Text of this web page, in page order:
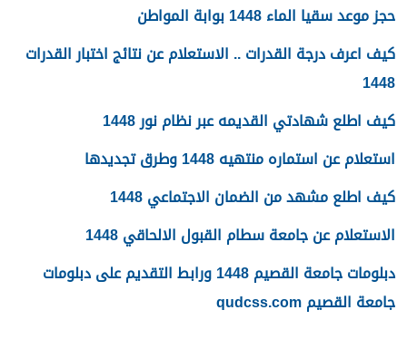
حجز موعد سقيا الماء 1448 بوابة المواطن
كيف اعرف درجة القدرات .. الاستعلام عن نتائج اختبار القدرات
1448
كيف اطلع شهادتي القديمه عبر نظام نور 1448
استعلام عن استماره منتهيه 1448 وطرق تجديدها
كيف اطلع مشهد من الضمان الاجتماعي 1448
الاستعلام عن جامعة سطام القبول الالحاقي 1448
دبلومات جامعة القصيم 1448 ورابط التقديم على دبلومات
جامعة القصيم qudcss.com